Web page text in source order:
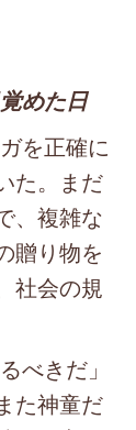
めた日
を正確に
た。まだ
、複雑な
贈り物を
社会の規
べきだ」
た神童だ